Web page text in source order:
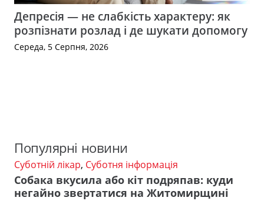
Депресія — не слабкість характеру: як
розпізнати розлад і де шукати допомогу
Середа, 5 Серпня, 2026
Популярні новини
Суботній лікар, Суботня інформація
Собака вкусила або кіт подряпав: куди
негайно звертатися на Житомирщині